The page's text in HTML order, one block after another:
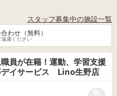
スタッフ募集中の施設一覧
わせ（無料）
慮ください
職員が在籍！運動、学習支援
イサービス Lino生野店